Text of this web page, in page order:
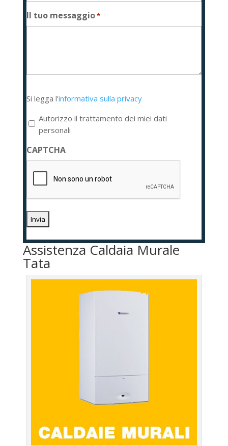
Il tuo messaggio*
legga
l'informativa
sulla
privacy
*
Si legga l'informativa sulla privacy
Autorizzo il trattamento dei miei dati
personali
CAPTCHA
Assistenza Caldaia Murale
Tata